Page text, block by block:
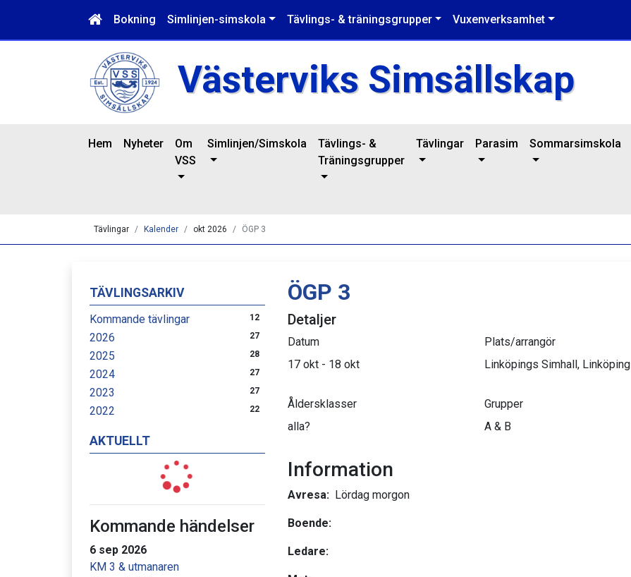
Bokning Simlinjen-simskola Tävlings- & träningsgrupper Vuxenverksamhet
Västerviks Simsällskap
Hem Nyheter
Om
VSS
Simlinjen/Simskola
Tävlings- &
Träningsgrupper
Tävlingar Parasim Sommarsimskola
Tävlingar Kalender okt 2026 ÖGP 3
TÄVLINGSARKIV
Kommande tävlingar 12
2026 27
2025 28
2024 27
2023 27
2022 22
AKTUELLT
Kommande händelser
6 sep 2026
KM 3 & utmanaren
ÖGP 3
Detaljer
Datum
17 okt - 18 okt
Plats/arrangör
Linköpings Simhall, Linköping
Åldersklasser
alla?
Grupper
A & B
Information
Avresa: Lördag morgon
Boende:
Ledare: